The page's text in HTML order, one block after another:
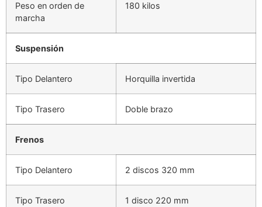
Peso en orden de
marcha
180 kilos
Suspensión
Tipo Delantero Horquilla invertida
Tipo Trasero Doble brazo
Frenos
Tipo Delantero 2 discos 320 mm
Tipo Trasero 1 disco 220 mm